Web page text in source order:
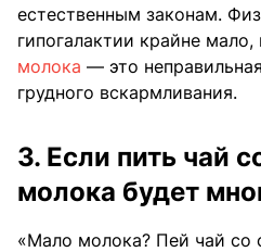
естественным законам.
гипогалактии крайне мало,
молока — это
грудного вскармливания.
3. Если пить чай
молока будет
«Мало молока? Пей чай со